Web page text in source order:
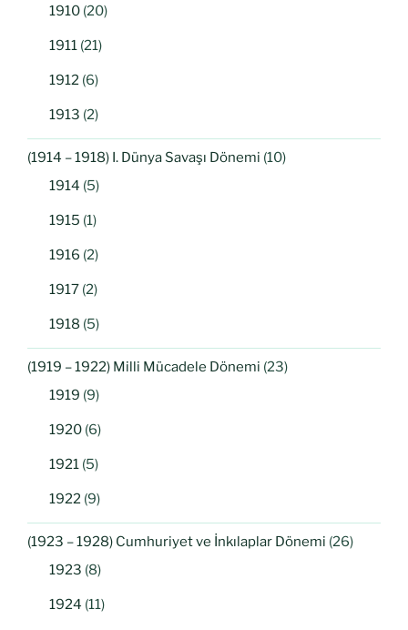
1910 (20)
1911 (21)
1912 (6)
1913 (2)
(1914 – 1918) I. Dünya Savaşı Dönemi (10)
1914 (5)
1915 (1)
1916 (2)
1917 (2)
1918 (5)
(1919 – 1922) Milli Mücadele Dönemi (23)
1919 (9)
1920 (6)
1921 (5)
1922 (9)
(1923 – 1928) Cumhuriyet ve İnkılaplar Dönemi (26)
1923 (8)
1924 (11)